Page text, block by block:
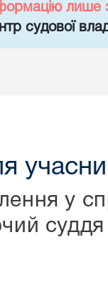
лише
судової
у